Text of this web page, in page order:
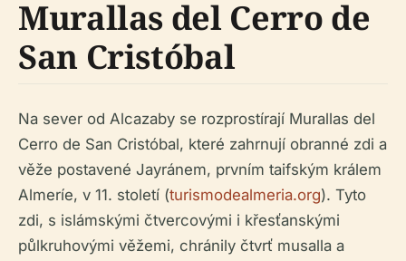
Murallas del Cerro de
San Cristóbal
Na sever od Alcazaby se rozprostírají Murallas del
Cerro de San Cristóbal, které zahrnují obranné zdi a
věže postavené Jayránem, prvním taifským králem
Almeríe, v 11. století (turismodealmeria.org). Tyto
zdi, s islámskými čtvercovými i křesťanskými
půlkruhovými věžemi, chránily čtvrť musalla a